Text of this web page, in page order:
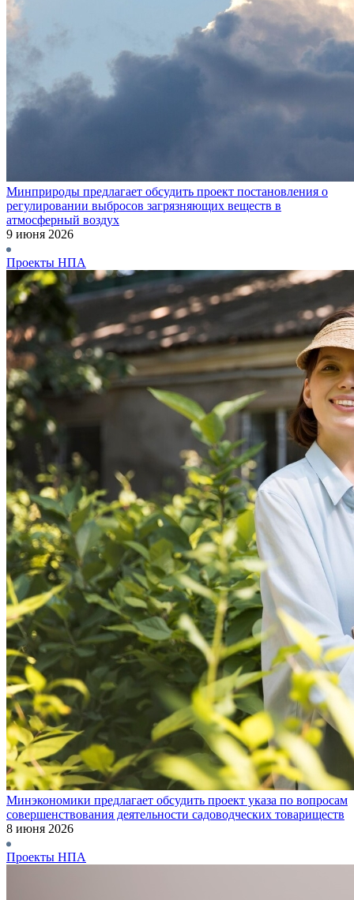
Минприроды предлагает обсудить проект постановления о
регулировании выбросов загрязняющих веществ в
атмосферный воздух
9 июня 2026
Проекты НПА
Минэкономики предлагает обсудить проект указа по вопросам
совершенствования деятельности садоводческих товариществ
8 июня 2026
Проекты НПА